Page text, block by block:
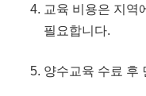
교육 비용은 지역
필요합니다.
양수교육 수료 후